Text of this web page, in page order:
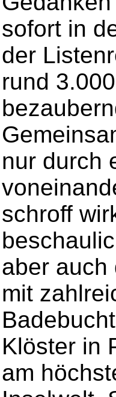
sofort in
der
rund
nur durch
schroff
aber auch
mit
Klöster in
am